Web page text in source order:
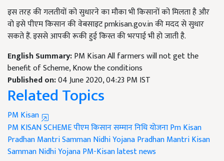
इस तरह की गलतीयों को सुधारने का मौका भी किसानों को मिलता है और
वो इसे पीएम किसान की वेबसाइट pmkisan.gov.in की मदद से सुधार
सकते हैं. इससे आपकी रूकी हुई किस्त की भरपाई भी हो जाती है.
English Summary:PM Kisan All farmers will not get the
benefit of Scheme, Know the conditions
Published on:04 June 2020, 04:23 PM IST
Related Topics
PM Kisan
PM KISAN SCHEMEपीएम किसान सम्मान निधि योजनाPm Kisan
Pradhan Mantri Samman Nidhi YojanaPradhan Mantri Kisan
Samman Nidhi YojanaPM-Kisan latest news